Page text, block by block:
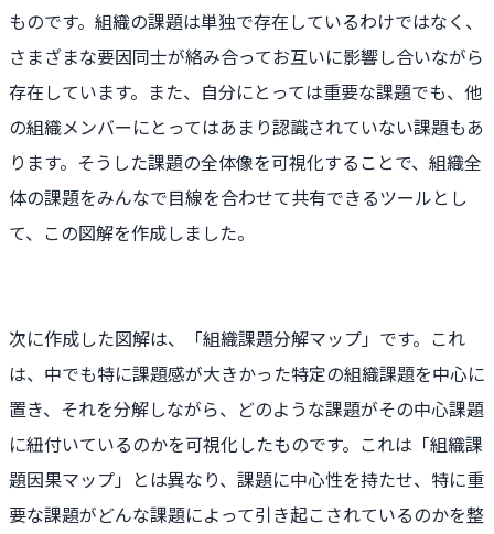
ものです。組織の課題は単独で存在しているわけではなく、
さまざまな要因同士が絡み合ってお互いに影響し合いながら
存在しています。また、自分にとっては重要な課題でも、他
の組織メンバーにとってはあまり認識されていない課題もあ
ります。そうした課題の全体像を可視化することで、組織全
体の課題をみんなで目線を合わせて共有できるツールとし
て、この図解を作成しました。
次に作成した図解は、「組織課題分解マップ」です。これ
は、中でも特に課題感が大きかった特定の組織課題を中心に
置き、それを分解しながら、どのような課題がその中心課題
に紐付いているのかを可視化したものです。これは「組織課
題因果マップ」とは異なり、課題に中心性を持たせ、特に重
要な課題がどんな課題によって引き起こされているのかを整